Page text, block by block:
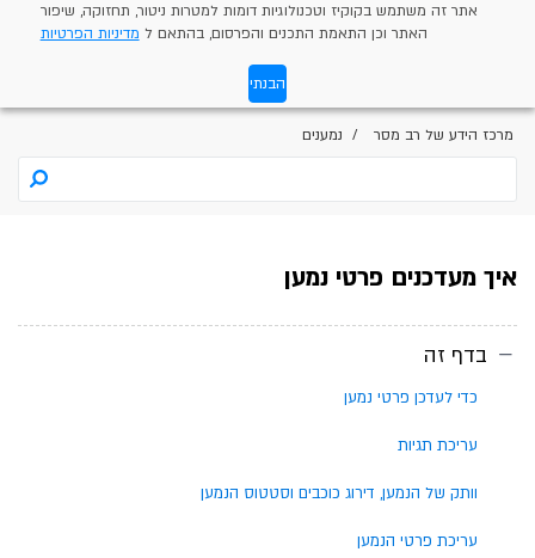
אתר זה משתמש בקוקיז וטכנולוגיות דומות למטרות ניטור, תחזוקה, שיפור
האתר וכן התאמת התכנים והפרסום, בהתאם ל מדיניות הפרטיות
הבנתי
מרכז הידע של רב מסר נמענים
איך מעדכנים פרטי נמען
בדף זה
כדי לעדכן פרטי נמען
עריכת תגיות
וותק של הנמען, דירוג כוכבים וסטטוס הנמען
עריכת פרטי הנמען